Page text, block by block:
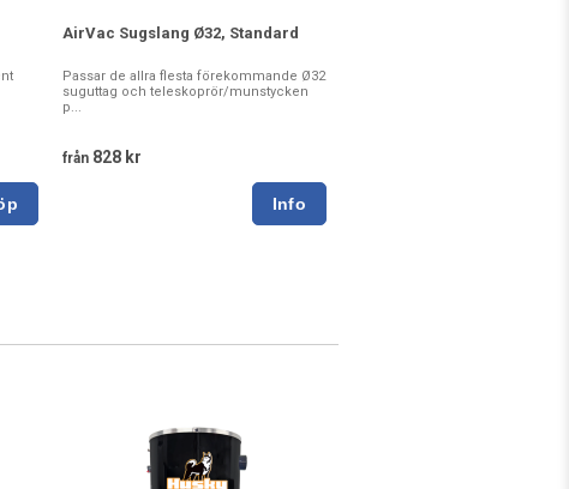
AirVac Sugslang Ø32, Standard
Passar de allra flesta förekommande Ø32
suguttag och teleskoprör/munstycken
p...
från 828 kr